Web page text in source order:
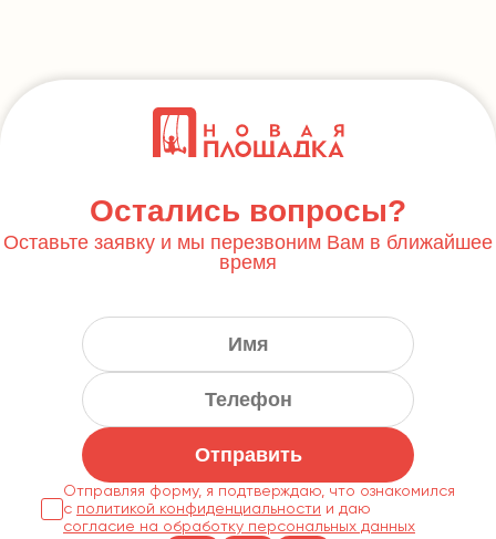
Остались вопросы?
Оставьте заявку и мы перезвоним Вам в ближайшее
время
Отправить
Отправляя форму, я подтверждаю, что ознакомился
с политикой конфиденциальности
согласие на обработку персональных данных